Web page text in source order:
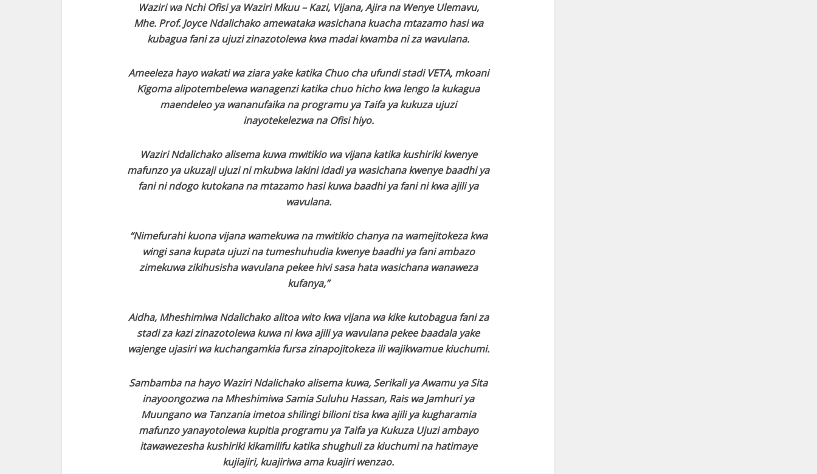
Waziri wa Nchi Ofisi ya Waziri Mkuu – Kazi, Vijana, Ajira na Wenye Ulemavu,
Mhe. Prof. Joyce Ndalichako amewataka wasichana kuacha mtazamo hasi wa
kubagua fani za ujuzi zinazotolewa kwa madai kwamba ni za wavulana.
Ameeleza hayo wakati wa ziara yake katika Chuo cha ufundi stadi VETA, mkoani
Kigoma alipotembelewa wanagenzi katika chuo hicho kwa lengo la kukagua
maendeleo ya wananufaika na programu ya Taifa ya kukuza ujuzi
inayotekelezwa na Ofisi hiyo.
Waziri Ndalichako alisema kuwa mwitikio wa vijana katika kushiriki kwenye
mafunzo ya ukuzaji ujuzi ni mkubwa lakini idadi ya wasichana kwenye baadhi ya
fani ni ndogo kutokana na mtazamo hasi kuwa baadhi ya fani ni kwa ajili ya
wavulana.
“Nimefurahi kuona vijana wamekuwa na mwitikio chanya na wamejitokeza kwa
wingi sana kupata ujuzi na tumeshuhudia kwenye baadhi ya fani ambazo
zimekuwa zikihusisha wavulana pekee hivi sasa hata wasichana wanaweza
kufanya,”
Aidha, Mheshimiwa Ndalichako alitoa wito kwa vijana wa kike kutobagua fani za
stadi za kazi zinazotolewa kuwa ni kwa ajili ya wavulana pekee baadala yake
wajenge ujasiri wa kuchangamkia fursa zinapojitokeza ili wajikwamue kiuchumi.
Sambamba na hayo Waziri Ndalichako alisema kuwa, Serikali ya Awamu ya Sita
inayoongozwa na Mheshimiwa Samia Suluhu Hassan, Rais wa Jamhuri ya
Muungano wa Tanzania imetoa shilingi bilioni tisa kwa ajili ya kugharamia
mafunzo yanayotolewa kupitia programu ya Taifa ya Kukuza Ujuzi ambayo
itawawezesha kushiriki kikamilifu katika shughuli za kiuchumi na hatimaye
kujiajiri, kuajiriwa ama kuajiri wenzao.